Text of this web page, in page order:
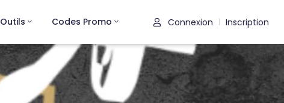
Outils Codes Promo Connexion Inscription